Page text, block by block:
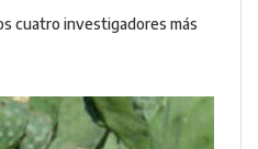
cuatro investigadores más